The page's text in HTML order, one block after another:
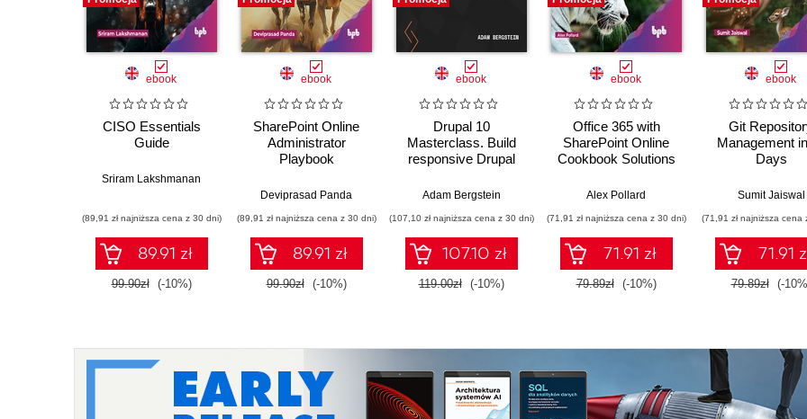
ebook
CISO Essentials
Guide
Sriram Lakshmanan
(89,91 zł najniższa cena z 30 dni)
89.91 zł
99.90zł (-10%)
ebook
SharePoint Online
Administrator
Playbook
Deviprasad Panda
(89,91 zł najniższa cena z 30 dni)
89.91 zł
99.90zł (-10%)
ebook
Drupal 10
Masterclass. Build
responsive Drupal
custom and
experiences to users
Adam Bergstein
(107,10 zł najniższa cena z 30 dni)
107.10 zł
119.00zł (-10%)
ebook
Office 365 with
SharePoint Online
Cookbook Solutions
Alex Pollard
(71,91 zł najniższa cena z 30 dni)
71.91 zł
79.89zł (-10%)
ebook
Git
Management
Days
Sumit Jaiswal
(71,91 zł najniższa cena
71.91
79.89zł (-